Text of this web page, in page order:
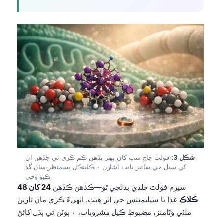
شڪل 3:
فولٽ جاچ سڀ کان بهتر تڏهن ڪم ڪري ٿي جڏهن ان
کي سيل جي سائيز بابت اشارن ۽ ڪلينڪل پسمنظر سان گڏ
ڪيو وڃي.
سيرم فولٽ جلدي بدلجي ٿو—ڪڏهن ڪڏهن
24 کان 48
ڪلاڪ غذا يا سپليمنٽس جي اثر هيٺ. انهيءَ ڪري مان تازين
ملٽي وٽامنز، مضبوط ڪيل مشروبات، ۽ ٻوٽن تي ٻڌل کائڻ